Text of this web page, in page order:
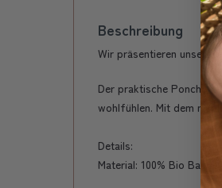
Beschreibung
Wir präsentieren unsere
Der praktische Poncho
wohlfühlen. Mit dem
Details:
Material: 100% Bio